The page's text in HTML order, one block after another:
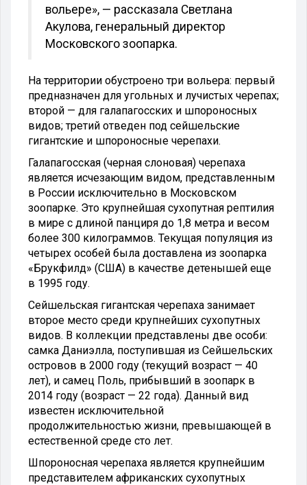
вольере», — рассказала Светлана
Акулова, генеральный директор
Московского зоопарка.
На территории обустроено три вольера: первый
предназначен для угольных и лучистых черепах;
второй — для галапагосских и шпороносных
видов; третий отведен под сейшельские
гигантские и шпороносные черепахи.
Галапагосская (черная слоновая) черепаха
является исчезающим видом, представленным
в России исключительно в Московском
зоопарке. Это крупнейшая сухопутная рептилия
в мире с длиной панциря до 1,8 метра и весом
более 300 килограммов. Текущая популяция из
четырех особей была доставлена из зоопарка
«Брукфилд» (США) в качестве детенышей еще
в 1995 году.
Сейшельская гигантская черепаха занимает
второе место среди крупнейших сухопутных
видов. В коллекции представлены две особи:
самка Даниэлла, поступившая из Сейшельских
островов в 2000 году (текущий возраст — 40
лет), и самец Поль, прибывший в зоопарк в
2014 году (возраст — 22 года). Данный вид
известен исключительной
продолжительностью жизни, превышающей в
естественной среде сто лет.
Шпороносная черепаха является крупнейшим
представителем африканских сухопутных